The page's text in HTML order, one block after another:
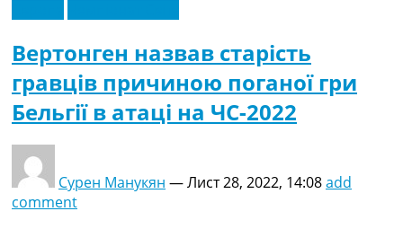
Вертонген назвав старість
гравців причиною поганої гри
Бельгії в атаці на ЧС-2022
Сурен Манукян —Лист 28, 2022, 14:08add
comment